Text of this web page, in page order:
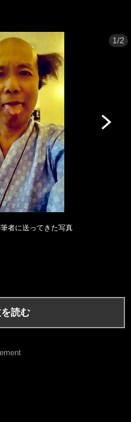
1/2
者に送ってきた写真
読む